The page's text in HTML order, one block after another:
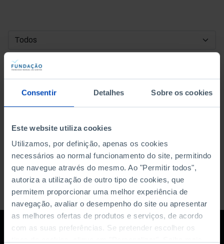
Consentir Detalhes Sobre os cookies
Este website utiliza cookies
Utilizamos, por definição, apenas os cookies
necessários ao normal funcionamento do site, permitindo
que navegue através do mesmo. Ao "Permitir todos",
autoriza a utilização de outro tipo de cookies, que
permitem proporcionar uma melhor experiência de
navegação, avaliar o desempenho do site ou apresentar
as melhores ofertas de produtos e serviços, de acordo
com as suas preferências. Se pretender escolher os
DATA DE INÍCIO
DATA DE FIM